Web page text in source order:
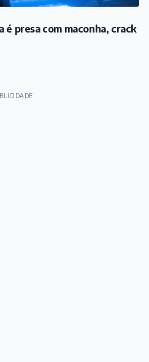
é presa com maconha, crack